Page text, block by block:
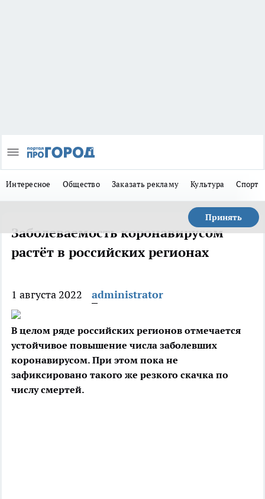
Интересное Общество Заказать рекламу Культура Спорт
Принять
Заболеваемость коронавирусом
растёт в российских регионах
1 августа 2022 administrator
В целом ряде российских регионов отмечается
устойчивое повышение числа заболевших
коронавирусом. При этом пока не
зафиксировано такого же резкого скачка по
числу смертей.